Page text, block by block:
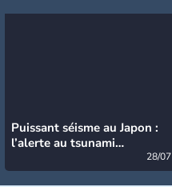
Puissant séisme au Japon :
l’alerte au tsunami
28/07